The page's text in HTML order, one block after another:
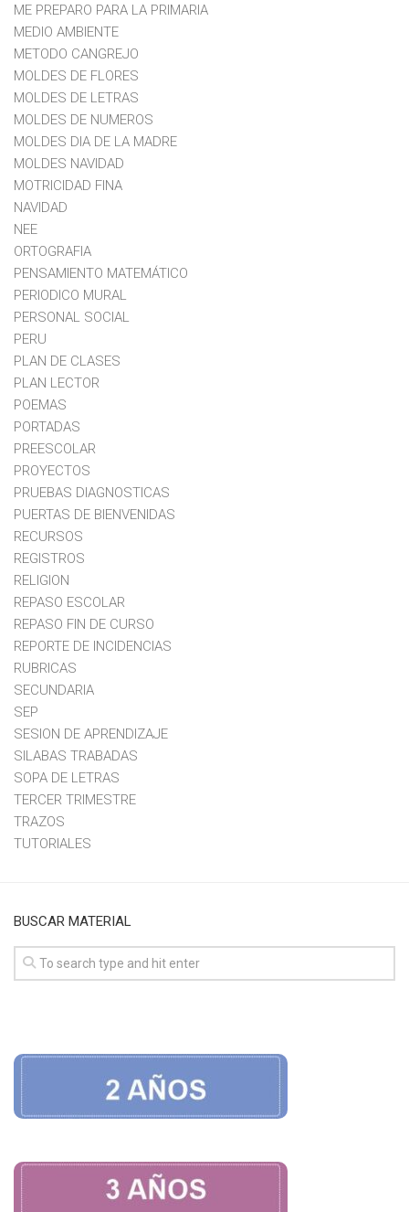
ME PREPARO PARA LA PRIMARIA
MEDIO AMBIENTE
METODO CANGREJO
MOLDES DE FLORES
MOLDES DE LETRAS
MOLDES DE NUMEROS
MOLDES DIA DE LA MADRE
MOLDES NAVIDAD
MOTRICIDAD FINA
NAVIDAD
NEE
ORTOGRAFIA
PENSAMIENTO MATEMÁTICO
PERIODICO MURAL
PERSONAL SOCIAL
PERU
PLAN DE CLASES
PLAN LECTOR
POEMAS
PORTADAS
PREESCOLAR
PROYECTOS
PRUEBAS DIAGNOSTICAS
PUERTAS DE BIENVENIDAS
RECURSOS
REGISTROS
RELIGION
REPASO ESCOLAR
REPASO FIN DE CURSO
REPORTE DE INCIDENCIAS
RUBRICAS
SECUNDARIA
SEP
SESION DE APRENDIZAJE
SILABAS TRABADAS
SOPA DE LETRAS
TERCER TRIMESTRE
TRAZOS
TUTORIALES
BUSCAR MATERIAL